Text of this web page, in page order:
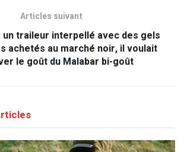
Articles suivant
un traileur interpellé avec des gels
achetés au marché noir, il voulait
le goût du Malabar bi-goût